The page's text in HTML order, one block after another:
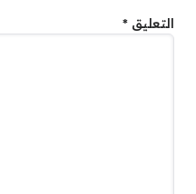
التعليق *